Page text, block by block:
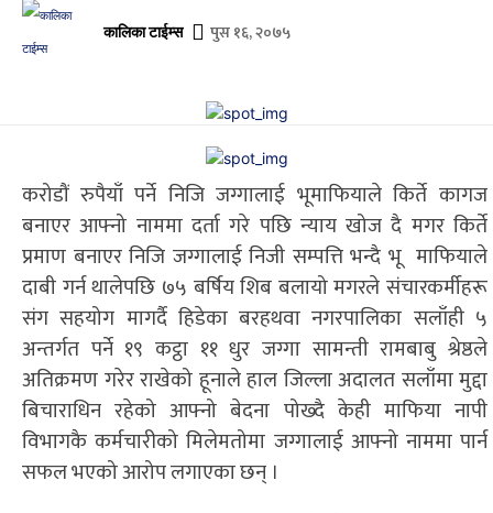
कालिका टाईम्स पुस १६, २०७५
करोडौं रुपैयाँ पर्ने निजि जग्गालाई भूमाफियाले किर्ते कागज
बनाएर आफ्नो नाममा दर्ता गरे पछि न्याय खोज दै मगर किर्ते
प्रमाण बनाएर निजि जग्गालाई निजी सम्पत्ति भन्दै भू माफियाले
दाबी गर्न थालेपछि ७५ बर्षिय शिब बलायो मगरले संचारकर्मीहरू
संग सहयोग मागर्दै हिडेका बरहथवा नगरपालिका सलाँही ५
अन्तर्गत पर्ने १९ कट्ठा ११ धुर जग्गा सामन्ती रामबाबु श्रेष्ठले
अतिक्रमण गरेर राखेको हूनाले हाल जिल्ला अदालत सलाँमा मुद्दा
बिचाराधिन रहेको आफ्नो बेदना पोख्दै केही माफिया नापी
विभागकै कर्मचारीको मिलेमतोमा जग्गालाई आफ्नो नाममा पार्न
सफल भएको आरोप लगाएका छन् ।